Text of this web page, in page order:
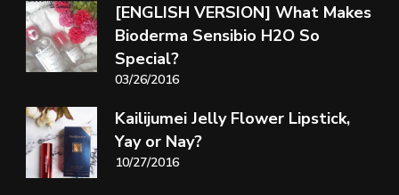
[ENGLISH VERSION] What Makes
Bioderma Sensibio H2O So
Special?
03/26/2016
Kailijumei Jelly Flower Lipstick,
Yay or Nay?
10/27/2016